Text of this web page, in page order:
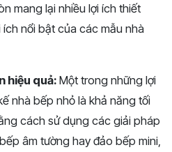
mang lại nhiều lợi ích thiết
nổi bật của các mẫu nhà
hiệu quả:Một trong những lợi
nhà bếp nhỏ là khả năng tối
cách sử dụng các giải pháp
âm tường hay đảo bếp mini,